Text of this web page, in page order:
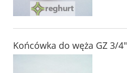
Końcówka do węża GZ 3/4"